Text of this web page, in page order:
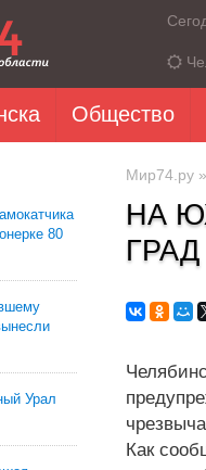
Общество
80
Урал
Мир74.ру »
НА
ГРАД
Как